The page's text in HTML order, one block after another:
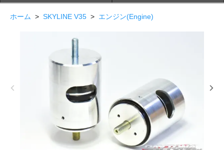
ホーム > SKYLINE V35 > エンジン(Engine)